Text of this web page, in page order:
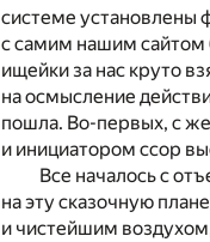
системе установлены
с самим нашим сайтом
ищейки за нас круто
на осмысление
пошла. Во-первых, с
и инициатором ссор
Все началось с
на эту сказочную
и чистейшим